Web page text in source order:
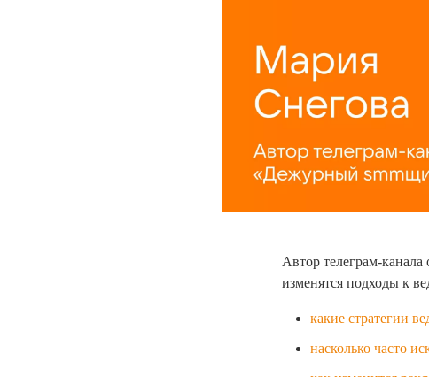
Автор телеграм-
изменятся подходы к
какие стратегии
насколько часто